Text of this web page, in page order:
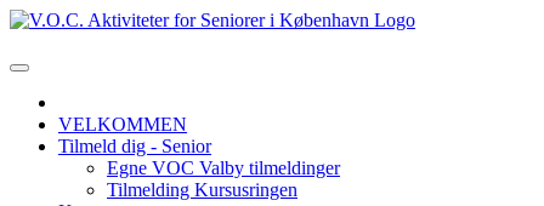
VELKOMMEN
Tilmeld dig - Senior
Egne VOC Valby tilmeldinger
Tilmelding Kursusringen